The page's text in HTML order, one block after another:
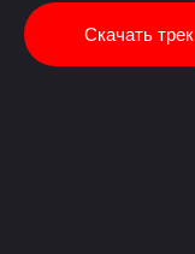
Скачать трек